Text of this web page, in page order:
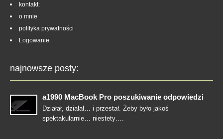
kontakt:
o mnie
polityka prywatności
Logowanie
najnowsze posty:
a1990 MacBook Pro poszukiwanie odpowiedzi
Działał, działał… i przestał. Żeby było jakoś
spektakularnie… niestety….